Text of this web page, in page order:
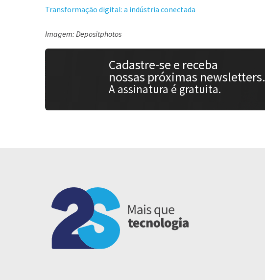
Transformação digital: a indústria conectada
Imagem: Depositphotos
Cadastre-se e receba
nossas próximas newsletters.
A assinatura é gratuita.